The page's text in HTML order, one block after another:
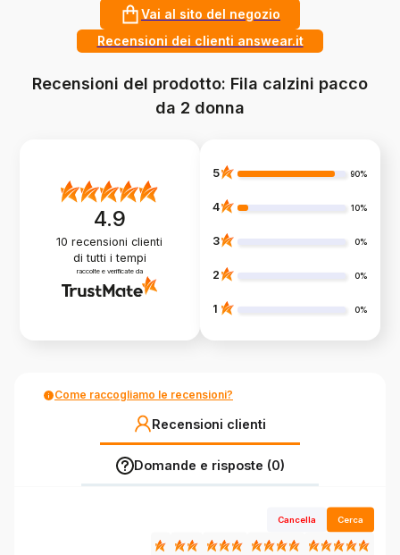
Vai al sito del negozio
Recensioni dei clienti answear.it
Recensioni del prodotto: Fila calzini pacco
da 2 donna
4.9
10 recensioni clienti
di tutti i tempi
raccolte e verificate da
5 90%
4 10%
3 0%
2 0%
1 0%
Come raccogliamo le recensioni?
Recensioni clienti
Domande e risposte (0)
Cancella Cerca